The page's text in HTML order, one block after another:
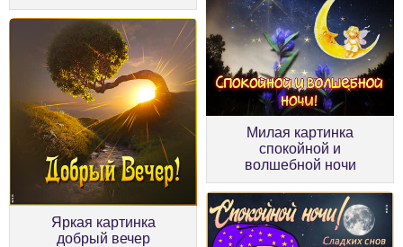
Яркая картинка
добрый вечер
Милая картинка
спокойной и
волшебной ночи